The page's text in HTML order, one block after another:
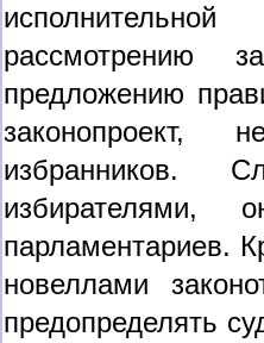
рассмотрению
предложению
законопроект,
избранников.
парламентариев.
новеллами
предопределять